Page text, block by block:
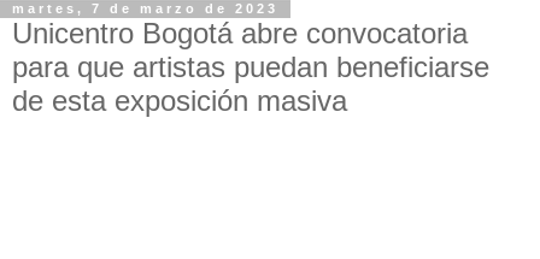
martes, 7 de marzo de 2023
Unicentro Bogotá abre convocatoria
para que artistas puedan beneficiarse
de esta exposición masiva